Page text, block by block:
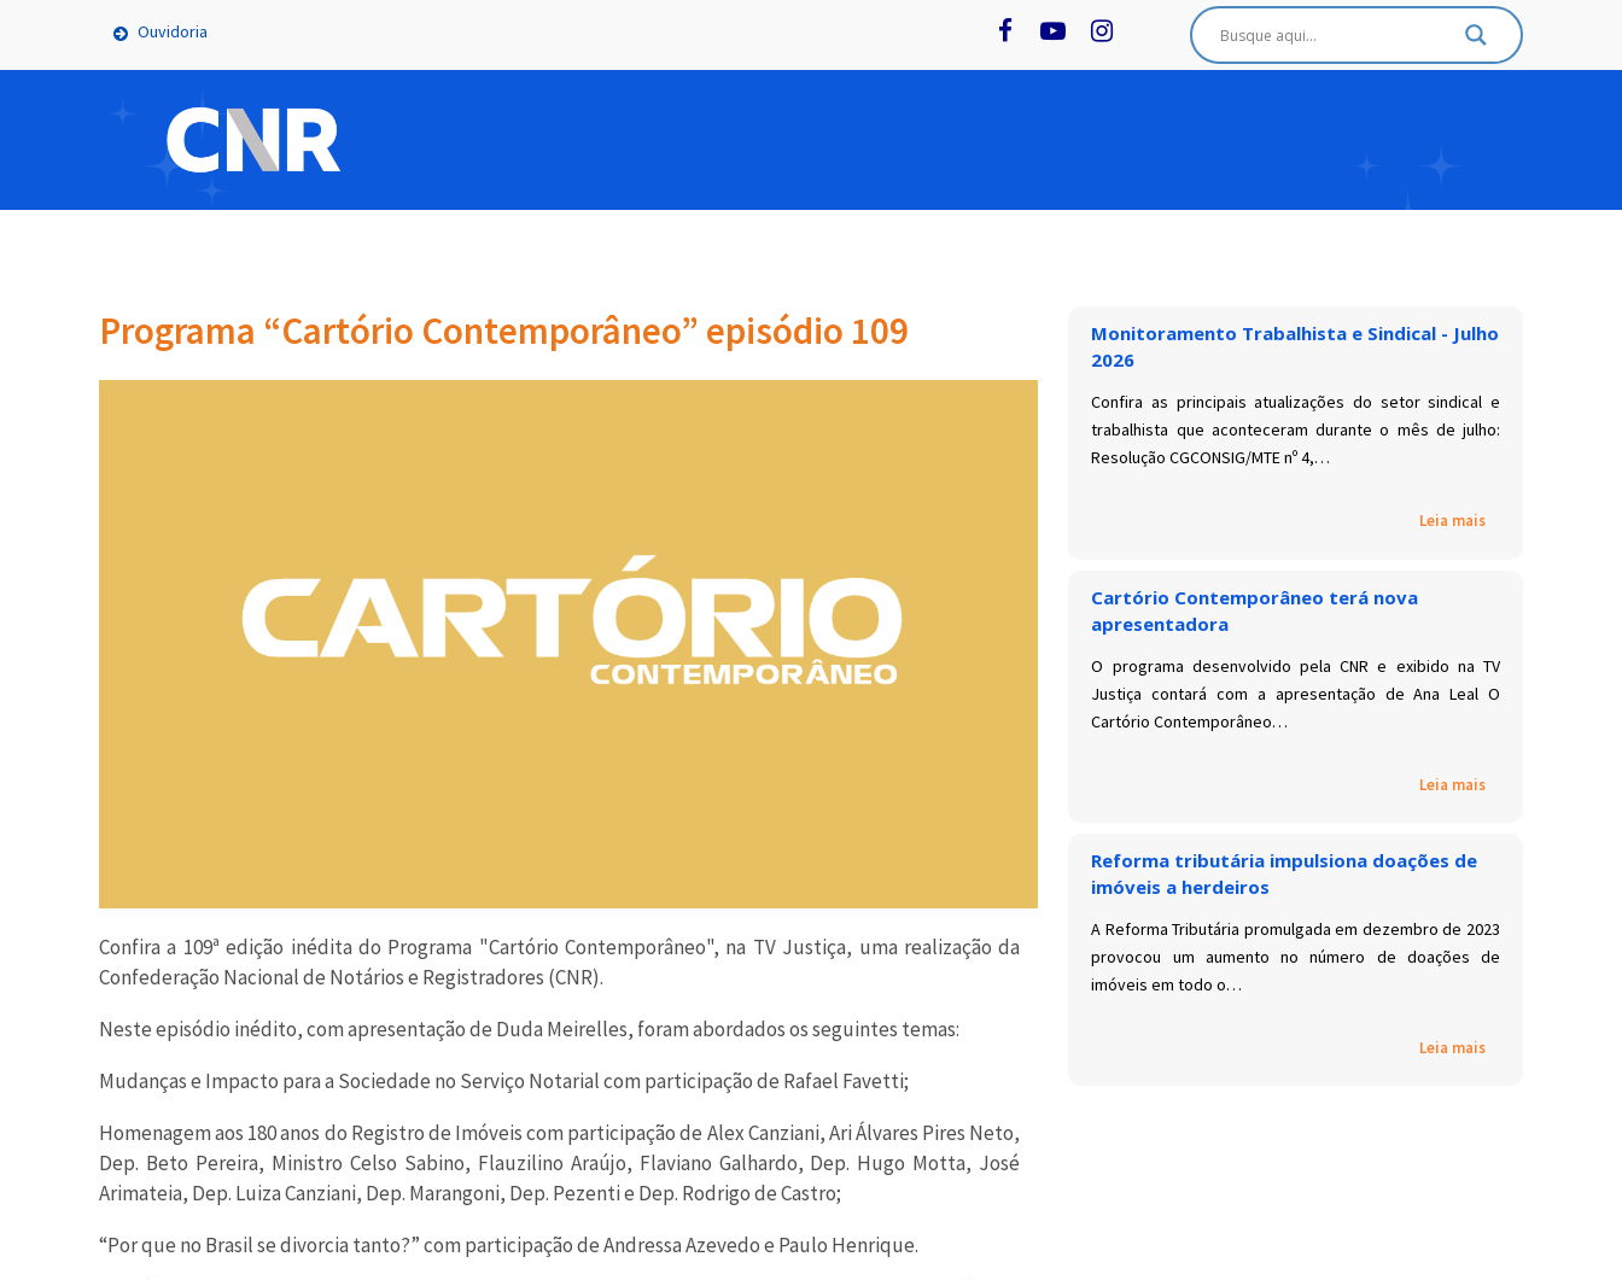
Ouvidoria
Programa “Cartório Contemporâneo” episódio 109
Confira a 109ª edição inédita do Programa "Cartório Contemporâneo", na TV Justiça, uma realização da
Confederação Nacional de Notários e Registradores (CNR).
Neste episódio inédito, com apresentação de Duda Meirelles, foram abordados os seguintes temas:
Mudanças e Impacto para a Sociedade no Serviço Notarial com participação de Rafael Favetti;
Homenagem aos 180 anos do Registro de Imóveis com participação de Alex Canziani, Ari Álvares Pires Neto,
Dep. Beto Pereira, Ministro Celso Sabino, Flauzilino Araújo, Flaviano Galhardo, Dep. Hugo Motta, José
Arimateia, Dep. Luiza Canziani, Dep. Marangoni, Dep. Pezenti e Dep. Rodrigo de Castro;
“Por que no Brasil se divorcia tanto?” com participação de Andressa Azevedo e Paulo Henrique.
Monitoramento Trabalhista e Sindical - Julho
2026
Confira as principais atualizações do setor sindical e
trabalhista que aconteceram durante o mês de julho:
Resolução CGCONSIG/MTE nº 4,…
Leia mais
Cartório Contemporâneo terá nova
apresentadora
O programa desenvolvido pela CNR e exibido na TV
Justiça contará com a apresentação de Ana Leal O
Cartório Contemporâneo…
Leia mais
Reforma tributária impulsiona doações de
imóveis a herdeiros
A Reforma Tributária promulgada em dezembro de 2023
provocou um aumento no número de doações de
imóveis em todo o…
Leia mais